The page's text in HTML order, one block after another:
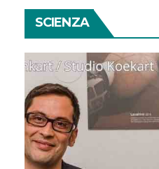
SCIENZA